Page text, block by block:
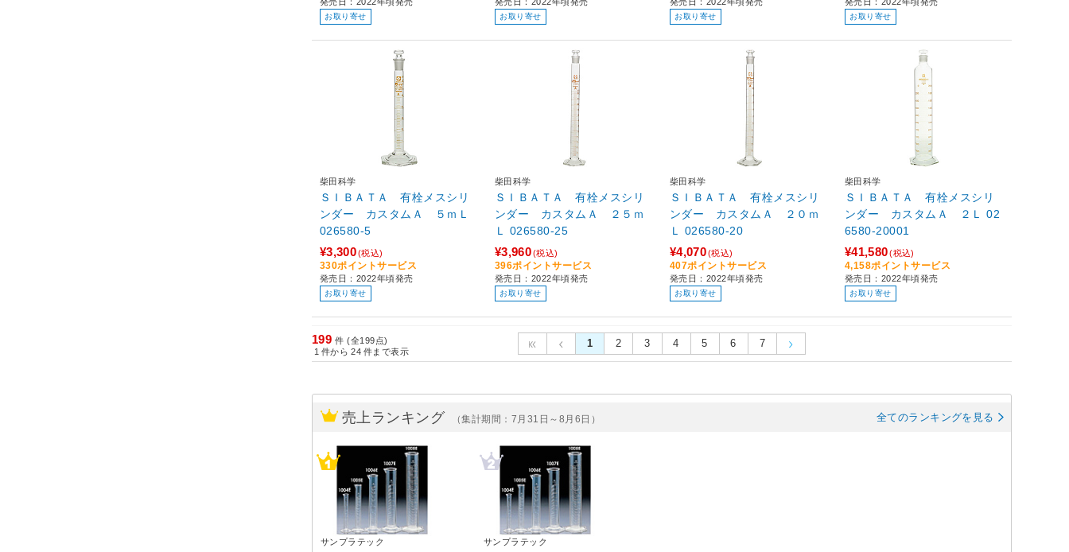
お取り寄せ お取り寄せ お取り寄せ お取り寄せ
柴田科学
ＳＩＢＡＴＡ 有栓メスシリ
ンダー カスタムＡ ５ｍＬ
026580-5
¥3,300(税込)
330ポイントサービス
発売日：2022年頃発売
お取り寄せ
柴田科学
ＳＩＢＡＴＡ 有栓メスシリ
ンダー カスタムＡ ２５ｍ
Ｌ 026580-25
¥3,960(税込)
396ポイントサービス
発売日：2022年頃発売
お取り寄せ
柴田科学
ＳＩＢＡＴＡ 有栓メスシリ
ンダー カスタムＡ ２０ｍ
Ｌ 026580-20
¥4,070(税込)
407ポイントサービス
発売日：2022年頃発売
お取り寄せ
柴田科学
ＳＩＢＡＴＡ 有栓メスシリ
ンダー カスタムＡ ２Ｌ 02
6580-20001
¥41,580(税込)
4,158ポイントサービス
発売日：2022年頃発売
お取り寄せ
199 件 (全199点)
1 件から 24 件まで表示
1 2 3 4 5 6 7
売上ランキング （集計期間：7月31日～8月6日） 全てのランキングを見る
サンプラテック サンプラテック